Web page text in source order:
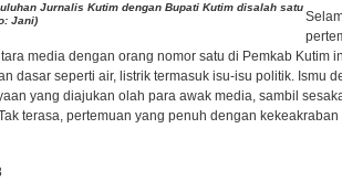
Jurnalis Kutim dengan Bupati Kutim disalah satu
Jani)
media dengan orang nomor satu di Pemkab Kutim
dasar seperti air, listrik termasuk isu-isu politik. Ismu
yang diajukan olah para awak media, sambil
terasa, pertemuan yang penuh dengan